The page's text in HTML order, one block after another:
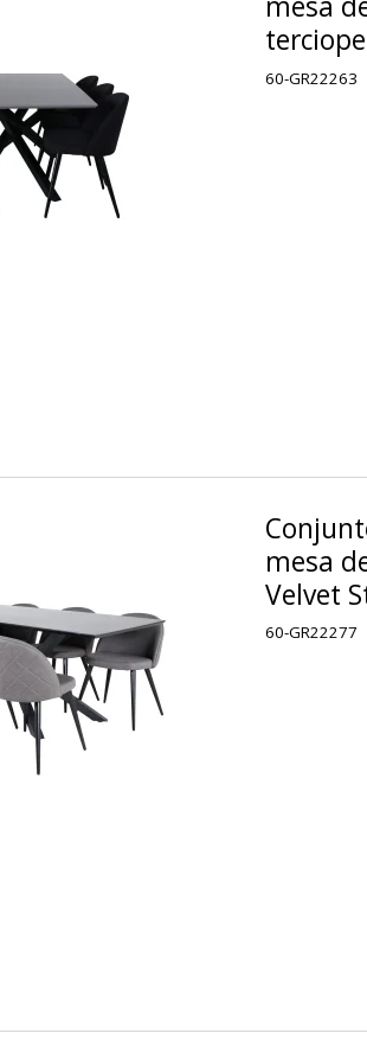
60-GR22263
mesa
Velvet
60-GR22277